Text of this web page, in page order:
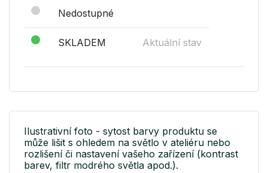
Nedostupné
SKLADEM Aktuální stav
Ilustrativní foto - sytost barvy produktu se
může lišit s ohledem na světlo v ateliéru nebo
rozlišení či nastavení vašeho zařízení (kontrast
barev, filtr modrého světla apod.).